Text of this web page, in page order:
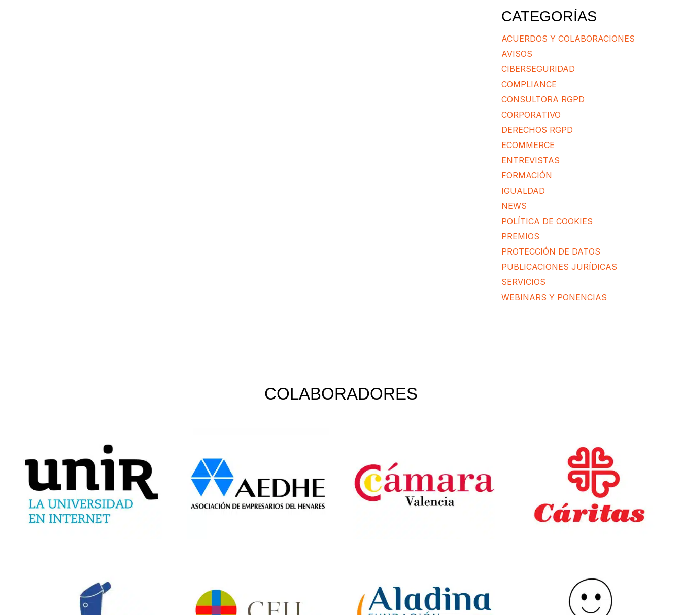
CATEGORÍAS
ACUERDOS Y COLABORACIONES
AVISOS
CIBERSEGURIDAD
COMPLIANCE
CONSULTORA RGPD
CORPORATIVO
DERECHOS RGPD
ECOMMERCE
ENTREVISTAS
FORMACIÓN
IGUALDAD
NEWS
POLÍTICA DE COOKIES
PREMIOS
PROTECCIÓN DE DATOS
PUBLICACIONES JURÍDICAS
SERVICIOS
WEBINARS Y PONENCIAS
COLABORADORES